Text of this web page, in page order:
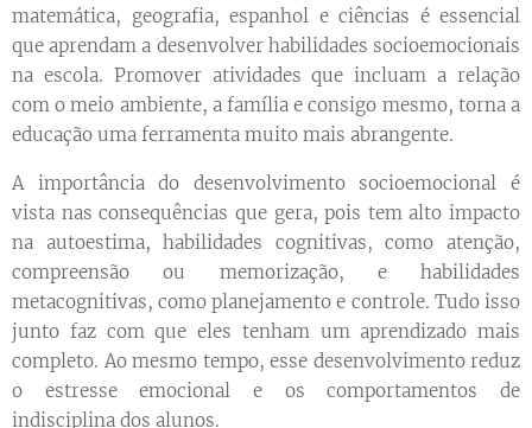
matemática, geografia, espanhol e ciências é essencial
que aprendam a desenvolver habilidades socioemocionais
na escola. Promover atividades que incluam a relação
com o meio ambiente, a família e consigo mesmo, torna a
educação uma ferramenta muito mais abrangente.
A importância do desenvolvimento socioemocional é
vista nas consequências que gera, pois tem alto impacto
na autoestima, habilidades cognitivas, como atenção,
compreensão ou memorização, e habilidades
metacognitivas, como planejamento e controle. Tudo isso
junto faz com que eles tenham um aprendizado mais
completo. Ao mesmo tempo, esse desenvolvimento reduz
o estresse emocional e os comportamentos de
indisciplina dos alunos.